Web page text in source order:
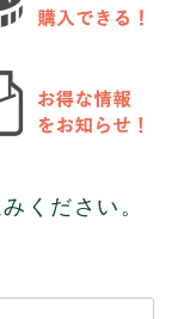
ください。